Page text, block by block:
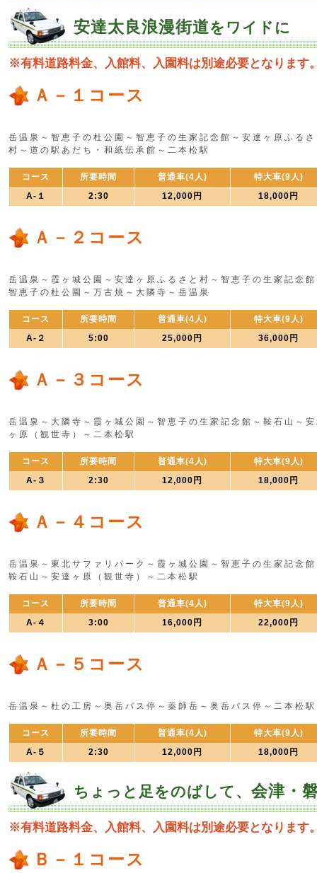
安達太良浪漫街道をワイドに
※有料道路料金、入館料、入園料は別途必要となります
Ａ－１コース
岳温泉～智恵子の杜公園～智恵子の生家記念館～安達ヶ原ふる
村～道の駅あだち・和紙伝承館～二本松駅
コース 所要時間 普通車(4人)
特大車(9人)
A-１
2:30 12,000円 18,000円
Ａ－２コース
岳温泉～霞ヶ城公園～安達ヶ原ふるさと村～智恵子の生家記念
智恵子の杜公園～万古焼～大隣寺～岳温泉
コース 所要時間 普通車(4人)
特大車(9人)
A-２
5:00 25,000円 36,000円
Ａ－３コース
岳温泉～大隣寺～霞ヶ城公園～智恵子の生家記念館～鞍石山～
ヶ原（観世寺）～二本松駅
コース 所要時間 普通車(4人)
特大車(9人)
A-３
2:30 12,000円 18,000円
Ａ－４コース
岳温泉～東北サファリパーク～霞ヶ城公園～智恵子の生家記念
鞍石山～安達ヶ原（観世寺）～二本松駅
コース 所要時間 普通車(4人)
特大車(9人)
A-４
3:00 16,000円 22,000円
Ａ－５コース
岳温泉～杜の工房～奥岳バス停～薬師岳～奥岳バス停～二本松駅
コース 所要時間 普通車(4人)
特大車(9人)
A-５
2:30 12,000円 18,000円
ちょっと足をのばして、 会津・
※有料道路料金、入館料、入園料は別途必要となります
Ｂ－１コース